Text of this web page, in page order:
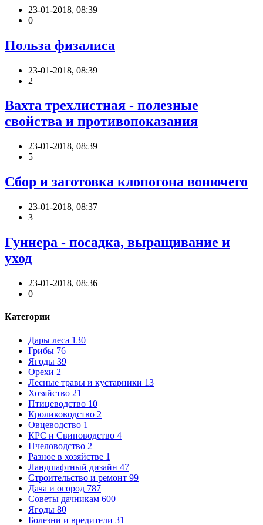
23-01-2018, 08:39
0
Польза физалиса
23-01-2018, 08:39
2
Вахта трехлистная - полезные
свойства и противопоказания
23-01-2018, 08:39
5
Сбор и заготовка клопогона вонючего
23-01-2018, 08:37
3
Гуннера - посадка, выращивание и
уход
23-01-2018, 08:36
0
Категории
Дары леса 130
Грибы 76
Ягоды 39
Орехи 2
Лесные травы и кустарники 13
Хозяйство 21
Птицеводство 10
Кролиководство 2
Овцеводство 1
КРС и Свиноводство 4
Пчеловодство 2
Разное в хозяйстве 1
Ландшафтный дизайн 47
Строительство и ремонт 99
Дача и огород 787
Советы дачникам 600
Ягоды 80
Болезни и вредители 31